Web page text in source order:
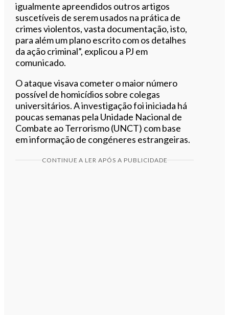
igualmente apreendidos outros artigos
suscetíveis de serem usados na prática de
crimes violentos, vasta documentação, isto,
para além um plano escrito com os detalhes
da ação criminal”, explicou a PJ em
comunicado.
O ataque visava cometer o maior número
possível de homicídios sobre colegas
universitários. A investigação foi iniciada há
poucas semanas pela Unidade Nacional de
Combate ao Terrorismo (UNCT) com base
em informação de congéneres estrangeiras.
CONTINUE A LER APÓS A PUBLICIDADE